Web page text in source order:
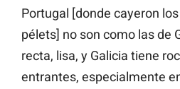
Portugal [donde cayeron
pélets] no son como las de
recta, lisa, y Galicia tiene
entrantes, especialmente